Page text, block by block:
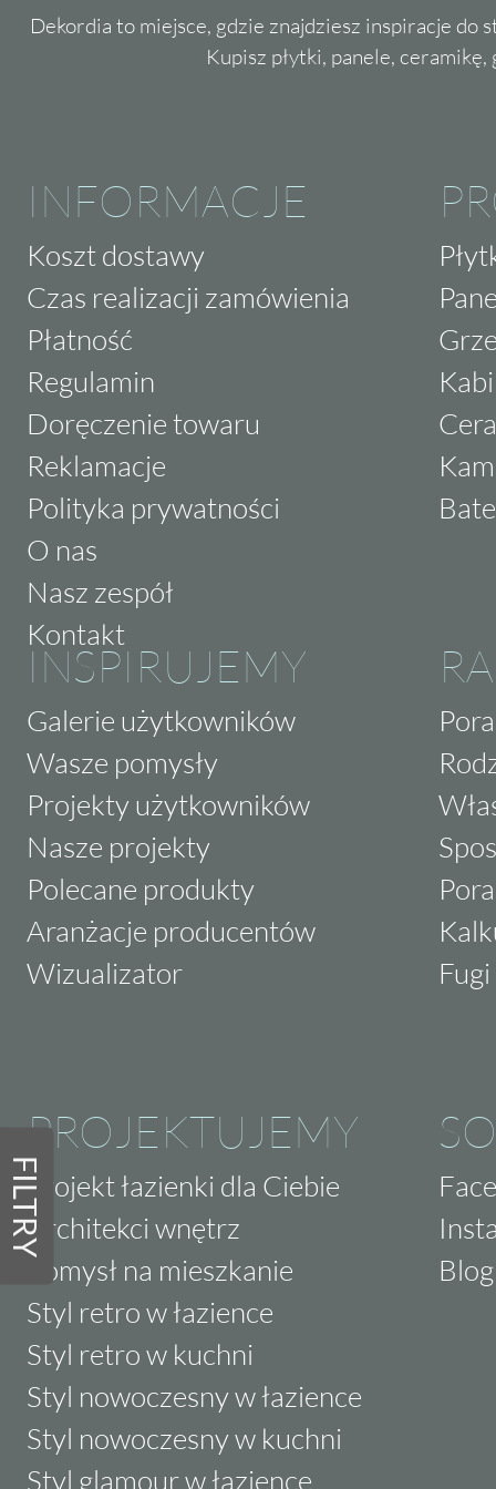
FILTRY
Zachęcamy do zapoznania się z pełną
Odkryj ich niezwykłą trwałość, elegancję i
Dekordia to miejsce, gdzie znajdziesz inspiracje do
Kupisz płytki, panele,
INFORMACJE
Koszt dostawy
Czas realizacji zamówienia
Płatność
Regulamin
Doręczenie towaru
Reklamacje
Polityka prywatności
O nas
Nasz zespół
Kontakt
INSPIRUJEMY
Galerie użytkowników
Wasze pomysły
Projekty użytkowników
Nasze projekty
Polecane produkty
Aranżacje producentów
Wizualizator
PROJEKTUJEMY
Projekt łazienki dla Ciebie
Architekci wnętrz
Pomysł na mieszkanie
Styl retro w łazience
Styl retro w kuchni
Styl nowoczesny w łazience
Styl nowoczesny w kuchni
Styl glamour w łazience
Blog